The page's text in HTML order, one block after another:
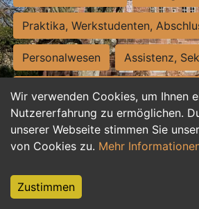
Wir verwenden Cookies, um Ihnen
Nutzererfahrung zu ermöglichen.
unserer Webseite stimmen Sie
von Cookies zu. Mehr
Zustimmen
Praktika, Werkstudenten,
Personalwesen Assistenz,
Hilfskräfte, Aushilfs- und
Einkauf, Logistik,
Weiterbildung, Studium, duale
Tourismus